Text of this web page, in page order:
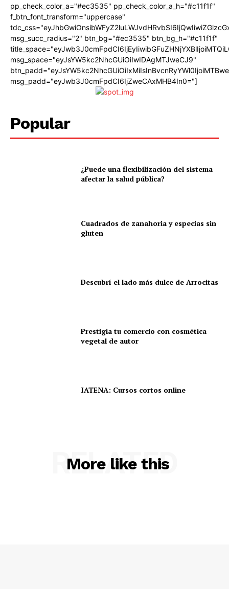
pp_check_color_a="#ec3535" pp_check_color_a_h="#c11f1f"
f_btn_font_transform="uppercase"
msg_succ_radius="2" btn_bg="#ec3535" btn_bg_h="#c11f1f"
msg_space="eyJsYW5kc2NhcGUiOiIwIDAgMTJweCJ9"
msg_padd="eyJwb3J0cmFpdCI6IjZweCAxMHB4In0="]
Popular
¿Puede una flexibilización del sistema
afectar la salud pública?
Cuadrados de zanahoria y especias sin
gluten
Descubrí el lado más dulce de Arrocitas
Prestigia tu comercio con cosmética
vegetal de autor
IATENA: Cursos cortos online
More like this
RELATED